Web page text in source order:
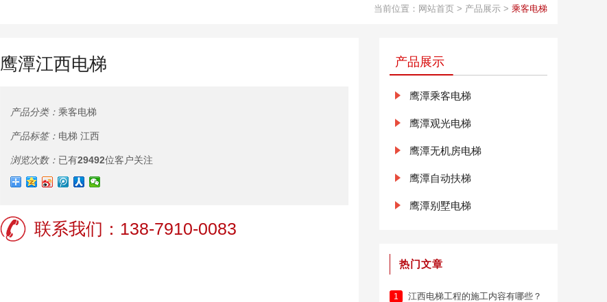
当前位置： 网站首页 > 产品展示 > 乘客电梯
鹰潭江西电梯
产品分类： 乘客电梯
产品标签： 电梯 江西
浏览次数： 已有29492位客户关注
联系我们：138-7910-0083
产品展示
鹰潭乘客电梯
鹰潭观光电梯
鹰潭无机房电梯
鹰潭自动扶梯
鹰潭别墅电梯
热门文章
1 江西电梯工程的施工内容有哪些？